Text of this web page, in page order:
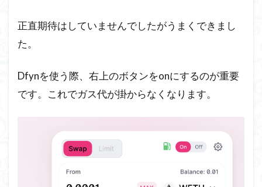
正直期待はしていませんでしたがうまくできまし
た。
Dfynを使う際、右上のボタンをonにするのが重要
です。これでガス代が掛からなくなります。